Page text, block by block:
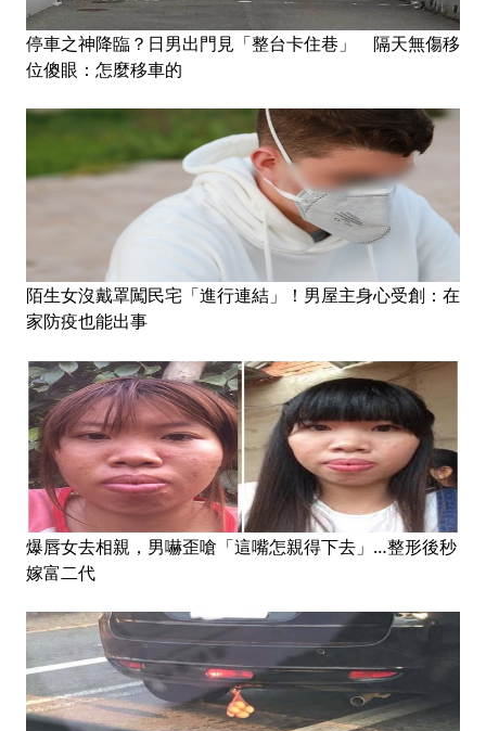
停車之神降臨？日男出門見「整台卡住巷」 隔天無傷移
位傻眼：怎麼移車的
陌生女沒戴罩闖民宅「進行連結」！男屋主身心受創：在
家防疫也能出事
爆唇女去相親，男嚇歪嗆「這嘴怎親得下去」…整形後秒
嫁富二代